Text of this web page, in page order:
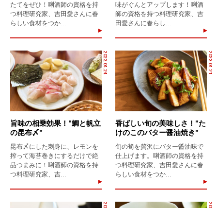
たてをぜひ！唎酒師の資格を持
つ料理研究家、吉田愛さんに春
らしい食材をつか...
味がぐんとアップします！唎酒
師の資格を持つ料理研究家、吉
田愛さんに春らし...
2023.04.24
旨味の相乗効果！"鯛と帆立
の昆布〆"
昆布〆にした刺身に、レモンを
搾って海苔巻きにするだけで絶
品つまみに！唎酒師の資格を持
つ料理研究家、吉...
2023.04.21
香ばしい旬の美味しさ！"た
けのこのバター醤油焼き"
旬の筍を贅沢にバター醤油味で
仕上げます。唎酒師の資格を持
つ料理研究家、吉田愛さんに春
らしい食材をつか...